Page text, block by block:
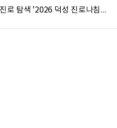
덕성여대, 수도권 고교생 대상 진로 탐색 '2026 덕성 진로나침판' 개최